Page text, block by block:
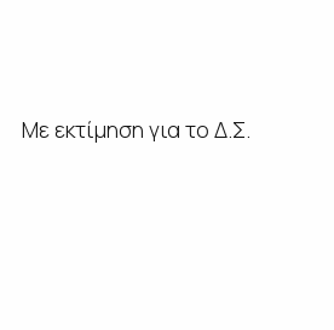
Με εκτίμηση για το Δ.Σ.